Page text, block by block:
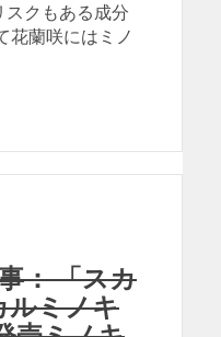
スクもある成分
花蘭咲にはミノ
： 「スカ
ルミノキ